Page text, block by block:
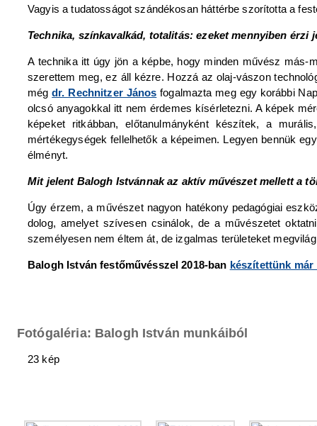
Vagyis a tudatosságot szándékosan háttérbe szorította a
Technika, színkavalkád, totalitás: ezeket mennyiben érzi
A technika itt úgy jön a képbe, hogy minden művész más-
szerettem meg, ez áll kézre. Hozzá az olaj-vászon
mégdr. Rechnitzer János fogalmazta meg egy korábbi
olcsó anyagokkal itt nem érdemes kísérletezni. A képek
képeket ritkábban, előtanulmányként készítek, a
mértékegységek fellelhetők a képeimen. Legyen bennük
élményt.
Mit jelent Balogh Istvánnak az aktív művészet mellett a
Úgy érzem, a művészet nagyon hatékony pedagógiai
dolog, amelyet szívesen csinálok, de a művészetet
személyesen nem éltem át, de izgalmas területeket
Balogh István festőművésszel 2018-ban készítettünk
Fotógaléria: Balogh István munkáiból
23 kép